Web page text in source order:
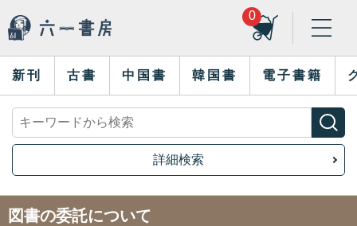
0
新刊 古書 中国書 韓国書 電子書籍
詳細検索
図書の委託について